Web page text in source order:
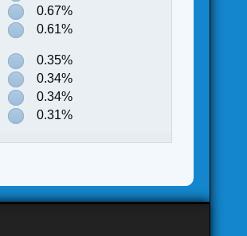
0.67%
0.61%
0.35%
0.34%
0.34%
0.31%